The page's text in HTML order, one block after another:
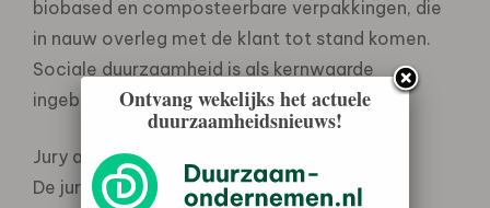
biobased en composteerbare verpakkingen, die
in nauw overleg met de klant tot stand komen.
Sociale duurzaamheid is als kernwaarde
ingebouwd in de organisatie.
Jury advies
De jury roept de bedrijven in de rubber- en
Ontvang wekelijks het actuele
duurzaamheidsnieuws!